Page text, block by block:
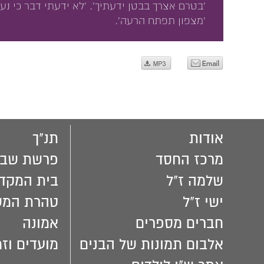
'בטרם אצרך בבטן ידעתיך'. 'לא ידעתי דבר כי
'מצפון תפתח הרעה'.
אודות
מרכז החסד
שלמה ז"ל
ישי ז"ל
חברים מספרים
אלבום תמונות של הבנים
תנ"ך
פרשת
בית
טהרת
אמונה
מועדים